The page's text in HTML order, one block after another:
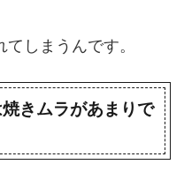
しまうんです。
きムラがあまりで